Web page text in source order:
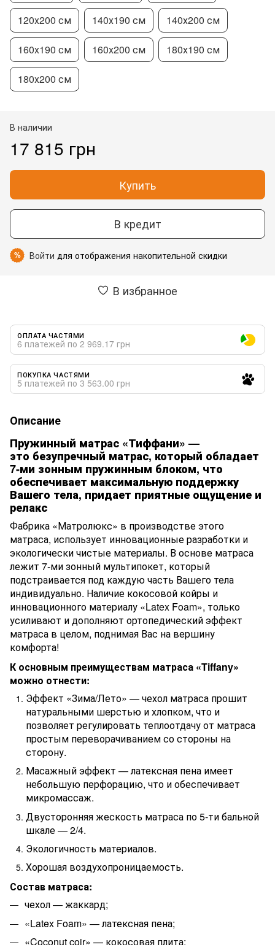
120х200 см 140х190 см 140х200 см
160х190 см 160х200 см 180х190 см
180х200 см
В наличии
17 815 грн
Купить
В кредит
% Войти для отображения накопительной скидки
В избранное
ОПЛАТА ЧАСТЯМИ
6 платежей по 2 969.17 грн
ПОКУПКА ЧАСТЯМИ
5 платежей по 3 563.00 грн
Описание
Пружинный матрас «Тиффани» —
это безупречный матрас, который обладает
7-ми зонным пружинным блоком, что
обеспечивает максимальную поддержку
Вашего тела, придает приятные ощущение и
релакс
Фабрика «Матролюкс» в производстве этого
матраса, использует инновационные разработки и
экологически чистые материалы. В основе матраса
лежит 7-ми зонный мультипокет, который
подстраивается под каждую часть Вашего тела
индивидуально. Наличие кокосовой койры и
инновационного материалу «Latex Foam», только
усиливают и дополняют ортопедический эффект
матраса в целом, поднимая Вас на вершину
комфорта!
К основным преимуществам матраса «Tiffany»
можно отнести:
Эффект «Зима/Лето» — чехол матраса прошит
натуральными шерстью и хлопком, что и
позволяет регулировать теплоотдачу от матраса
простым переворачиванием со стороны на
сторону.
Масажный эффект — латексная пена имеет
небольшую перфорацию, что и обеспечивает
микромассаж.
Двусторонняя жескость матраса по 5-ти бальной
шкале — 2/4.
Экологичность материалов.
Хорошая воздухопроницаемость.
Состав матраса:
чехол — жаккард;
«Latex Foam» — латексная пена;
«Coconut coir» — кокосовая плита;